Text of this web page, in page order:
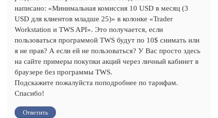
написано: «Минимальная комиссия 10 USD в месяц (3
USD для клиентов младше 25)» в колонке «Trader
Workstation и TWS API». Это получается, если
пользоваться программой TWS будут по 10$ снимать или
я не прав? А если ей не пользоваться? У Вас просто здесь
на сайте примеры покупки акций через личный кабинет в
браузере без программы TWS.
Подскажите пожалуйста поподробнее по тарифам.
Спасибо!
Ответить